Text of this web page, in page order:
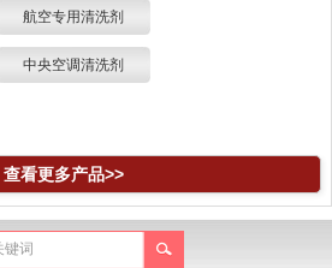
航空专用清洗剂
中央空调清洗剂
查看更多产品>>